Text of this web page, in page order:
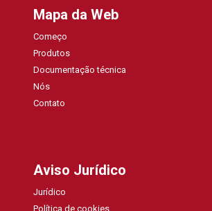
Mapa da Web
Começo
Produtos
Documentação técnica
Nós
Contato
Aviso Jurídico
Jurídico
Política de cookies